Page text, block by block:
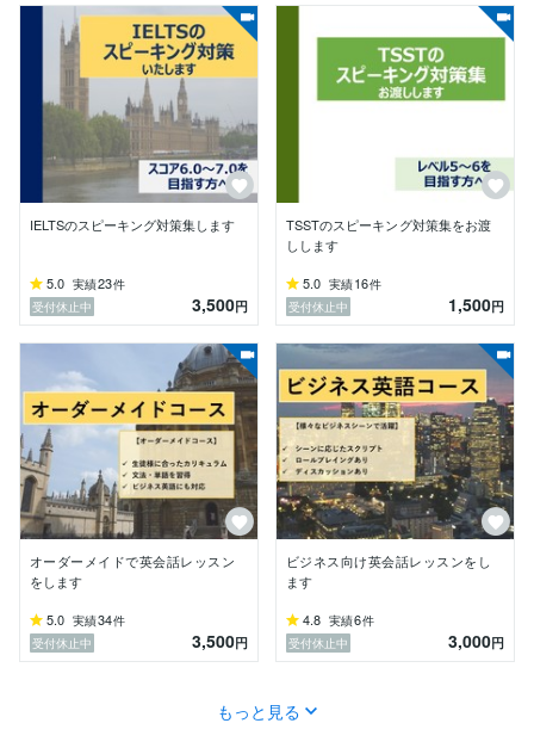
IELTSのスピーキング対策集します
5.0 実績23件
受付休止中
3,500円
TSSTのスピーキング対策集をお渡
しします
5.0 実績16件
受付休止中
1,500円
オーダーメイドで英会話レッスン
をします
5.0 実績34件
受付休止中
3,500円
ビジネス向け英会話レッスンをし
ます
4.8 実績6件
受付休止中
3,000円
もっと見る